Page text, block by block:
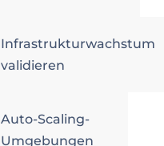
Infrastrukturwachstum
validieren
Auto-Scaling-
Umgebungen